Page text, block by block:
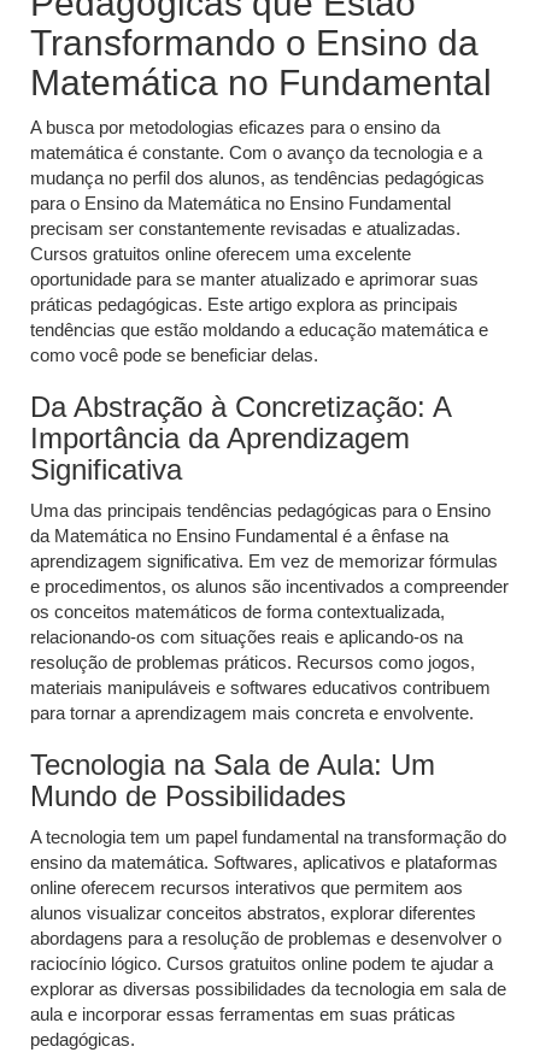
Transformando o Ensino da
Matemática no Fundamental
A busca por metodologias eficazes para o ensino da
matemática é constante. Com o avanço da tecnologia e a
mudança no perfil dos alunos, as tendências pedagógicas
para o Ensino da Matemática no Ensino Fundamental
precisam ser constantemente revisadas e atualizadas.
Cursos gratuitos online oferecem uma excelente
oportunidade para se manter atualizado e aprimorar suas
práticas pedagógicas. Este artigo explora as principais
tendências que estão moldando a educação matemática e
como você pode se beneficiar delas.
Da Abstração à Concretização: A
Importância da Aprendizagem
Significativa
Uma das principais tendências pedagógicas para o Ensino
da Matemática no Ensino Fundamental é a ênfase na
aprendizagem significativa. Em vez de memorizar fórmulas
e procedimentos, os alunos são incentivados a compreender
os conceitos matemáticos de forma contextualizada,
relacionando-os com situações reais e aplicando-os na
resolução de problemas práticos. Recursos como jogos,
materiais manipuláveis e softwares educativos contribuem
para tornar a aprendizagem mais concreta e envolvente.
Tecnologia na Sala de Aula: Um
Mundo de Possibilidades
A tecnologia tem um papel fundamental na transformação do
ensino da matemática. Softwares, aplicativos e plataformas
online oferecem recursos interativos que permitem aos
alunos visualizar conceitos abstratos, explorar diferentes
abordagens para a resolução de problemas e desenvolver o
raciocínio lógico. Cursos gratuitos online podem te ajudar a
explorar as diversas possibilidades da tecnologia em sala de
aula e incorporar essas ferramentas em suas práticas
pedagógicas.